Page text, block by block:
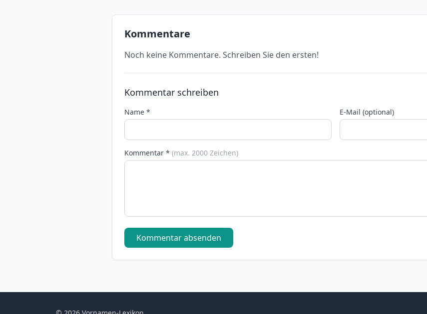
Kommentare
Noch keine Kommentare. Schreiben Sie den ersten!
Kommentar schreiben
Name * E-Mail (optional)
Kommentar * (max. 2000 Zeichen)
Kommentar absenden